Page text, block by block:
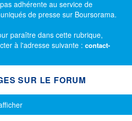
adhérente au service de
de presse sur Boursorama.
paraître dans cette rubrique,
à l'adresse suivante : contact-
SUR LE FORUM